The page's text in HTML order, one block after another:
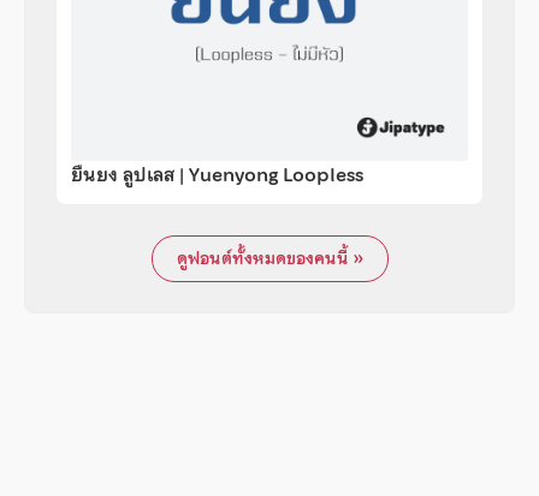
ยืนยง ลูปเลส | Yuenyong Loopless
ดูฟอนต์ทั้งหมดของคนนี้ »